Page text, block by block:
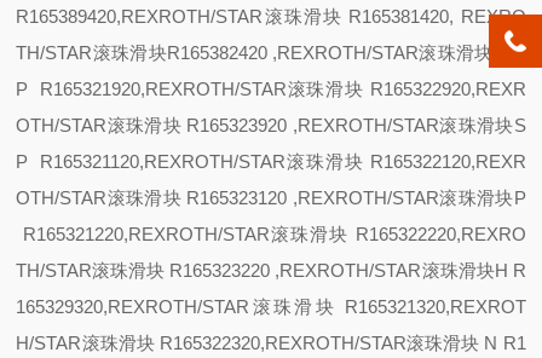
R165389420,REXROTH/STAR滚珠滑块 R165381420, REXRO
TH/STAR滚珠滑块R165382420 ,REXROTH/STAR滚珠滑块
25U
P R165321920,REXROTH/STAR滚珠滑块 R165322920,REXR
OTH/STAR滚珠滑块 R165323920 ,REXROTH/STAR滚珠滑块S
P R165321120,REXROTH/STAR滚珠滑块 R165322120,REXR
OTH/STAR滚珠滑块 R165323120 ,REXROTH/STAR滚珠滑块P
R165321220,REXROTH/STAR滚珠滑块 R165322220,REXRO
TH/STAR滚珠滑块 R165323220 ,REXROTH/STAR滚珠滑块H R
165329320,REXROTH/STAR滚珠滑块 R165321320,REXROT
H/STAR滚珠滑块 R165322320,REXROTH/STAR滚珠滑块 N R1